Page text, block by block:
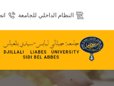
النظام الداخلي للجامعة